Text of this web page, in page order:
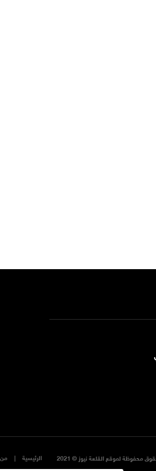
محفوظة لموقع القلعة نيوز © 2021 الرئيسية